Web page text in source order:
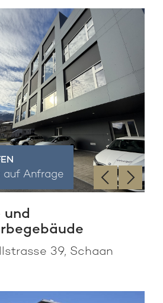
‹ ›
auf Anfrage
und
39, Schaan